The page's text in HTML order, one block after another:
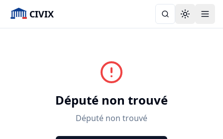
CIVIX Toggle
Député non trouvé
Député non trouvé